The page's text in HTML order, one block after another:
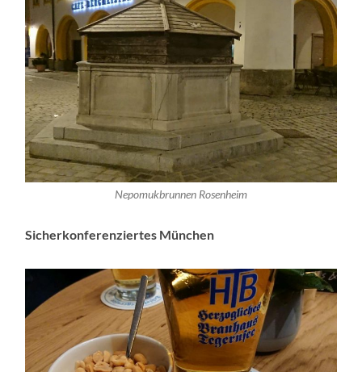
Nepomukbrunnen Rosenheim
Sicherkonferenziertes München